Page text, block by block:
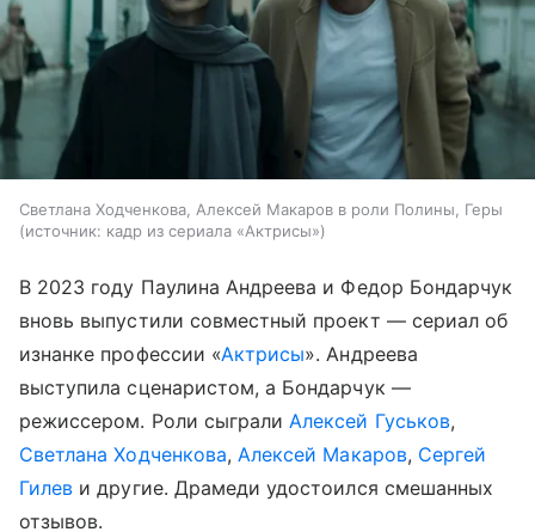
Светлана Ходченкова, Алексей Макаров в роли Полины, Геры
источник: кадр из сериала «Актрисы»
В 2023 году Паулина Андреева и Федор Бондарчук
вновь выпустили совместный проект — сериал об
изнанке профессии «Актрисы». Андреева
выступила сценаристом, а Бондарчук —
режиссером. Роли сыгралиАлексей Гуськов,
Светлана Ходченкова,Алексей Макаров, Сергей
Гилев и другие. Драмеди удостоился смешанных
отзывов.